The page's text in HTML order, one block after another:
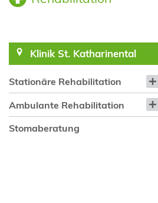
Klinik St. Katharinental
Stationäre Rehabilitation
Ambulante Rehabilitation
Stomaberatung